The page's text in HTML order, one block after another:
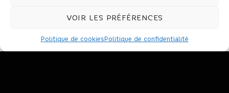
VOIR LES PRÉFÉRENCES
Politique de cookiesPolitique de confidentialité